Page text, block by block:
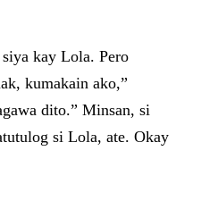
kay Lola. Pero
kumakain ako,”
dito.” Minsan, si
si Lola, ate. Okay